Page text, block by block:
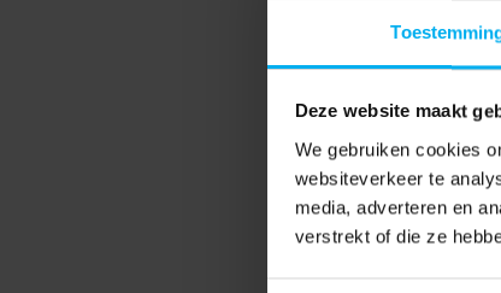
Deze website maakt
We gebruiken cookies
websiteverkeer te
media, adverteren en
verstrekt of die ze